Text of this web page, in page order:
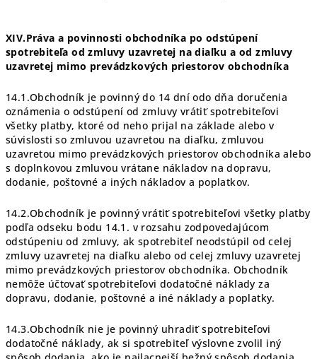
XIV.Práva a povinnosti obchodníka po odstúpení
spotrebiteľa od zmluvy uzavretej na diaľku a od zmluvy
uzavretej mimo prevádzkových priestorov obchodníka
14.1.Obchodník je povinný do 14 dní odo dňa doručenia
oznámenia o odstúpení od zmluvy vrátiť spotrebiteľovi
všetky platby, ktoré od neho prijal na základe alebo v
súvislosti so zmluvou uzavretou na diaľku, zmluvou
uzavretou mimo prevádzkových priestorov obchodníka alebo
s doplnkovou zmluvou vrátane nákladov na dopravu,
dodanie, poštovné a iných nákladov a poplatkov.
14.2.Obchodník je povinný vrátiť spotrebiteľovi všetky platby
podľa odseku bodu 14.1. v rozsahu zodpovedajúcom
odstúpeniu od zmluvy, ak spotrebiteľ neodstúpil od celej
zmluvy uzavretej na diaľku alebo od celej zmluvy uzavretej
mimo prevádzkových priestorov obchodníka. Obchodník
nemôže účtovať spotrebiteľovi dodatočné náklady za
dopravu, dodanie, poštovné a iné náklady a poplatky.
14.3.Obchodník nie je povinný uhradiť spotrebiteľovi
dodatočné náklady, ak si spotrebiteľ výslovne zvolil iný